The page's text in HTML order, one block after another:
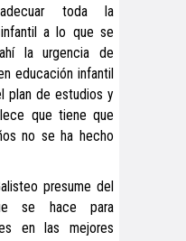
toda la
a lo que se
la urgencia de
educación infantil
plan de estudios y
que tiene que
no se ha hecho
presume del
se hace para
en las mejores